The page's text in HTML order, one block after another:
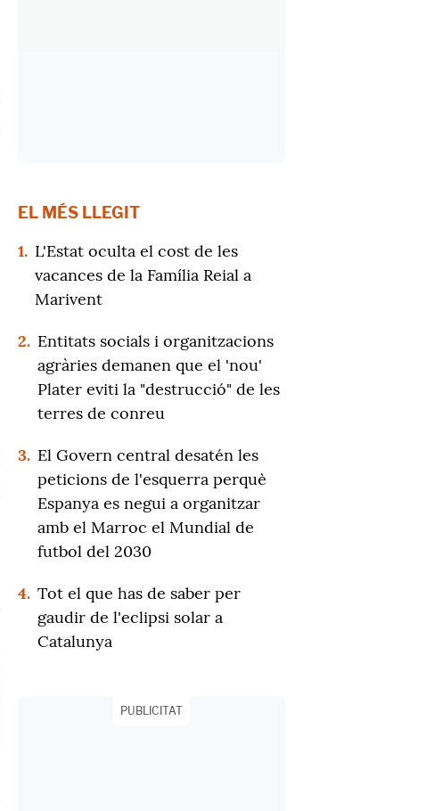
EL MÉS LLEGIT
1. L'Estat oculta el cost de les
vacances de la Família Reial a
Marivent
2. Entitats socials i organitzacions
agràries demanen que el 'nou'
Plater eviti la "destrucció" de les
terres de conreu
3. El Govern central desatén les
peticions de l'esquerra perquè
Espanya es negui a organitzar
amb el Marroc el Mundial de
futbol del 2030
4. Tot el que has de saber per
gaudir de l'eclipsi solar a
Catalunya
PUBLICITAT